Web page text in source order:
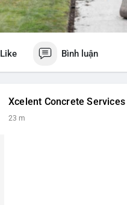
Like Bình luận
Xcelent Concrete
23 m